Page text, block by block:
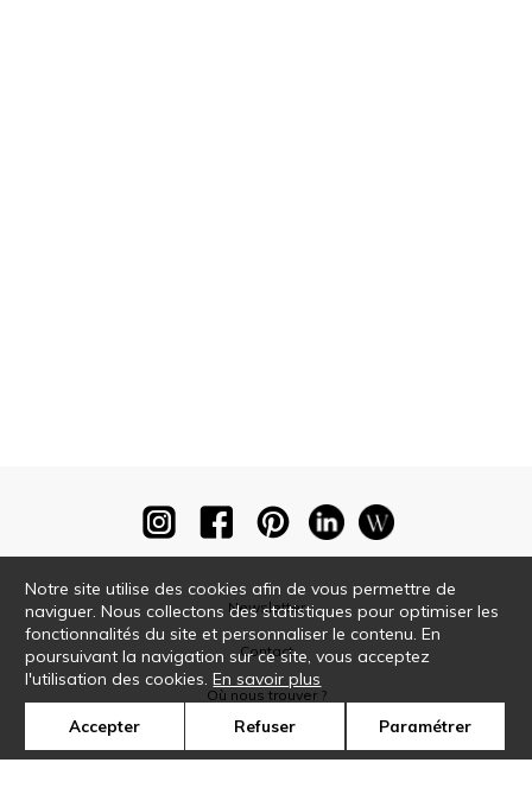
Newsletter
Contact
Où nous trouver ?
Notre site utilise des cookies afin de vous permettre de
naviguer. Nous collectons des statistiques pour optimiser les
fonctionnalités du site et personnaliser le contenu. En
poursuivant la navigation sur ce site, vous acceptez
l'utilisation des cookies.En savoir plus
Accepter Refuser Paramétrer